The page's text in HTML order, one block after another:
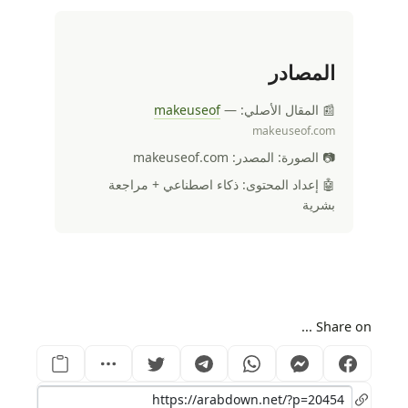
المصادر
📰 المقال الأصلي: makeuseof—
makeuseof.com
📷 الصورة: المصدر: makeuseof.com
🤖 إعداد المحتوى: ذكاء اصطناعي + مراجعة
بشرية
Share on ...